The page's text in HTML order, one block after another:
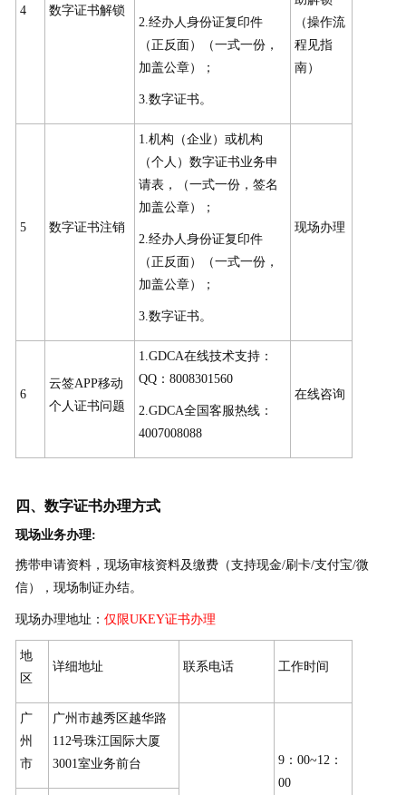
4
数字证书解锁
2.经办人身份证复印件
（正反面）（一式一份，
加盖公章）；
3.数字证书。
（操作流
程见指
南）
5 数字证书注销
1.机构（企业）或机构
（个人）数字证书业务申
请表，（一式一份，签名
加盖公章）；
2.经办人身份证复印件
（正反面）（一式一份，
加盖公章）；
3.数字证书。
现场办理
6
云签APP移动
个人证书问题
1.GDCA在线技术支持：
QQ：8008301560
2.GDCA全国客服热线：
4007008088
在线咨询
四、数字证书办理方式
现场业务办理:
携带申请资料，现场审核资料及缴费（支持现金/刷卡/支付宝/微
信），现场制证办结。
现场办理地址： 仅限UKEY证书办理
地
区
详细地址 联系电话 工作时间
广
州
市
广州市越秀区越华路
112号珠江国际大厦
3001室业务前台
9：00~12：
00